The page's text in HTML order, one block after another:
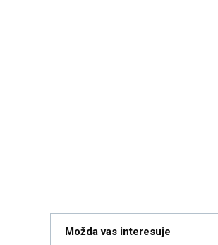
Možda vas interesuje